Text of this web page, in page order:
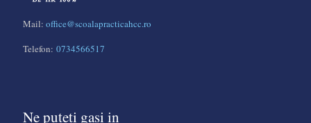
Mail: office@scoalapracticahcc.ro
Telefon: 0734566517
Ne puteti gasi in